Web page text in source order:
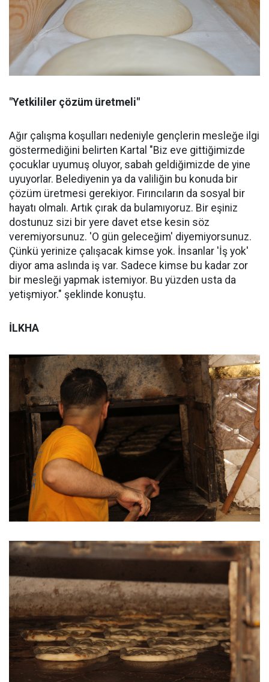
"Yetkililer çözüm üretmeli"
Ağır çalışma koşulları nedeniyle gençlerin mesleğe ilgi
göstermediğini belirten Kartal "Biz eve gittiğimizde
çocuklar uyumuş oluyor, sabah geldiğimizde de yine
uyuyorlar. Belediyenin ya da valiliğin bu konuda bir
çözüm üretmesi gerekiyor. Fırıncıların da sosyal bir
hayatı olmalı. Artık çırak da bulamıyoruz. Bir eşiniz
dostunuz sizi bir yere davet etse kesin söz
veremiyorsunuz. 'O gün geleceğim' diyemiyorsunuz.
Çünkü yerinize çalışacak kimse yok. İnsanlar 'İş yok'
diyor ama aslında iş var. Sadece kimse bu kadar zor
bir mesleği yapmak istemiyor. Bu yüzden usta da
yetişmiyor." şeklinde konuştu.
İLKHA